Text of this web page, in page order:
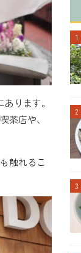
ります。
茶店や、
触れるこ